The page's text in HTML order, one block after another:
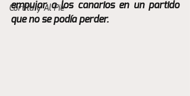
Cortita y Al Pie
empujar a los canarios en un partido
que no se podía perder.